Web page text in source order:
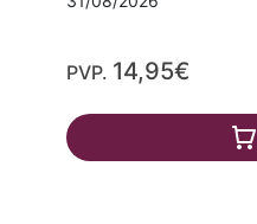
PVP. 14,95€